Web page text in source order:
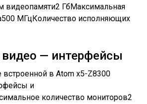
видеопамяти2 ГбМаксимальная
МГцКоличество исполняющих
видео — интерфейсы
в Atom x5-Z8300
и
количество мониторов2